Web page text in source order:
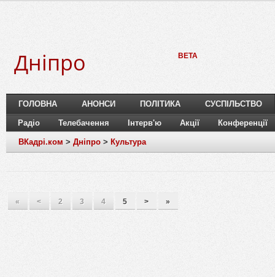
Дніпро BETA
ГОЛОВНА АНОНСИ ПОЛІТИКА СУСПІЛЬСТВО
Радіо Телебачення Інтерв'ю Акції Конференції
ВКадрі.ком > Дніпро > Культура
« < 2 3 4 5 > »